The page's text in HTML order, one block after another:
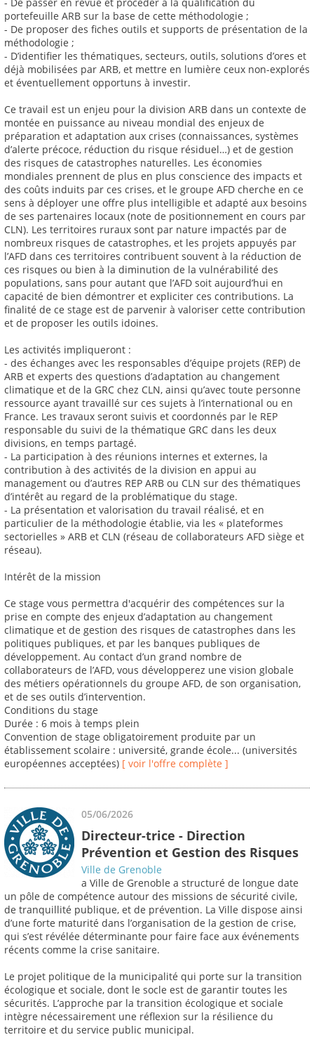
portefeuille ARB sur la base de cette méthodologie ;
- De proposer des fiches outils et supports de présentation de la
méthodologie ;
- D’identifier les thématiques, secteurs, outils, solutions d’ores et
déjà mobilisées par ARB, et mettre en lumière ceux non-explorés
et éventuellement opportuns à investir.
Ce travail est un enjeu pour la division ARB dans un contexte de
montée en puissance au niveau mondial des enjeux de
préparation et adaptation aux crises (connaissances, systèmes
d’alerte précoce, réduction du risque résiduel…) et de gestion
des risques de catastrophes naturelles. Les économies
mondiales prennent de plus en plus conscience des impacts et
des coûts induits par ces crises, et le groupe AFD cherche en ce
sens à déployer une offre plus intelligible et adapté aux besoins
de ses partenaires locaux (note de positionnement en cours par
CLN). Les territoires ruraux sont par nature impactés par de
nombreux risques de catastrophes, et les projets appuyés par
l’AFD dans ces territoires contribuent souvent à la réduction de
ces risques ou bien à la diminution de la vulnérabilité des
populations, sans pour autant que l’AFD soit aujourd’hui en
capacité de bien démontrer et expliciter ces contributions. La
finalité de ce stage est de parvenir à valoriser cette contribution
et de proposer les outils idoines.
Les activités impliqueront :
- des échanges avec les responsables d’équipe projets (REP) de
ARB et experts des questions d’adaptation au changement
climatique et de la GRC chez CLN, ainsi qu’avec toute personne
ressource ayant travaillé sur ces sujets à l’international ou en
France. Les travaux seront suivis et coordonnés par le REP
responsable du suivi de la thématique GRC dans les deux
divisions, en temps partagé.
- La participation à des réunions internes et externes, la
contribution à des activités de la division en appui au
management ou d’autres REP ARB ou CLN sur des thématiques
d’intérêt au regard de la problématique du stage.
- La présentation et valorisation du travail réalisé, et en
particulier de la méthodologie établie, via les « plateformes
sectorielles » ARB et CLN (réseau de collaborateurs AFD siège et
réseau).
Intérêt de la mission
Ce stage vous permettra d'acquérir des compétences sur la
prise en compte des enjeux d’adaptation au changement
climatique et de gestion des risques de catastrophes dans les
politiques publiques, et par les banques publiques de
développement. Au contact d’un grand nombre de
collaborateurs de l’AFD, vous développerez une vision globale
des métiers opérationnels du groupe AFD, de son organisation,
et de ses outils d’intervention.
Conditions du stage
Durée : 6 mois à temps plein
Convention de stage obligatoirement produite par un
établissement scolaire : université, grande école... (universités
européennes acceptées) [ voir l'offre complète ]
05/06/2026
Directeur-trice - Direction
Prévention et Gestion des Risques
Ville de Grenoble
a Ville de Grenoble a structuré de longue date
un pôle de compétence autour des missions de sécurité civile,
de tranquillité publique, et de prévention. La Ville dispose ainsi
d’une forte maturité dans l’organisation de la gestion de crise,
qui s’est révélée déterminante pour faire face aux événements
récents comme la crise sanitaire.
Le projet politique de la municipalité qui porte sur la transition
écologique et sociale, dont le socle est de garantir toutes les
sécurités. L’approche par la transition écologique et sociale
intègre nécessairement une réflexion sur la résilience du
territoire et du service public municipal.